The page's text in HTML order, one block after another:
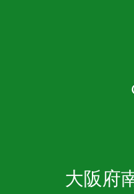
大阪府